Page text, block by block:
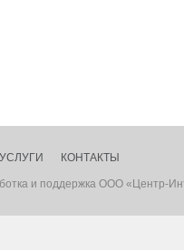
УСЛУГИ КОНТАКТЫ
и поддержка ООО «Центр-